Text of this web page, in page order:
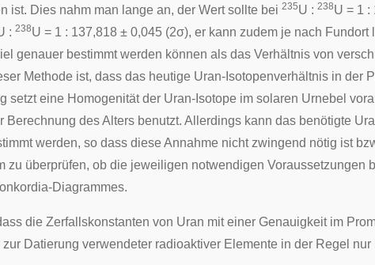
ist. Dies nahm man lange an, der Wert sollte bei 235U : 238U = 1 :
: 238U = 1 : 137,818 ± 0,045 (2σ), er kann zudem je nach Fundort
genauer bestimmt werden können als das Verhältnis von
Methode ist, dass das heutige Uran-Isotopenverhältnis in der
setzt eine Homogenität der Uran-Isotope im solaren Urnebel
Berechnung des Alters benutzt. Allerdings kann das benötigte
werden, so dass diese Annahme nicht zwingend nötig ist
zu überprüfen, ob die jeweiligen notwendigen Voraussetzungen
Diagrammes.
die Zerfallskonstanten von Uran mit einer Genauigkeit im
Datierung verwendeter radioaktiver Elemente in der Regel